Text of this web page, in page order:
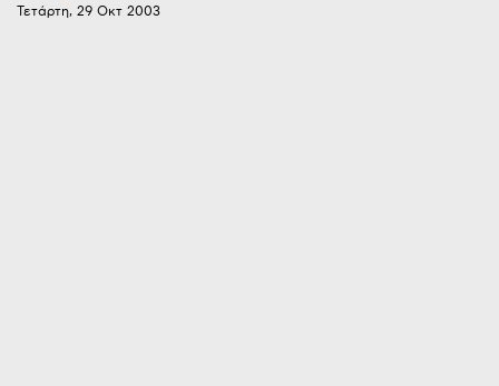
Τετάρτη, 29 Οκτ 2003